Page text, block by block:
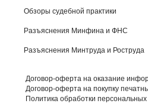
Обзоры судебной практики
Разъяснения Минфина и ФНС
Разъяснения Минтруда и Роструда
Договор-оферта на оказание
Договор-оферта на покупку
Политика обработки